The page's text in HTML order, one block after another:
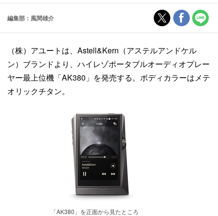
編集部：風間雄介
（株）アユートは、Astell&Kern（アステルアンドケル
ン）ブランドより、ハイレゾポータブルオーディオプレー
ヤー最上位機「AK380」を発売する。ボディカラーはメテ
オリックチタン。
「AK380」を正面から見たところ